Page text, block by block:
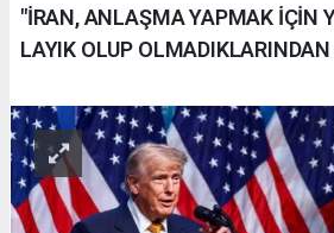
"İRAN, ANLAŞMA YAPMAK İÇİN
LAYIK OLUP